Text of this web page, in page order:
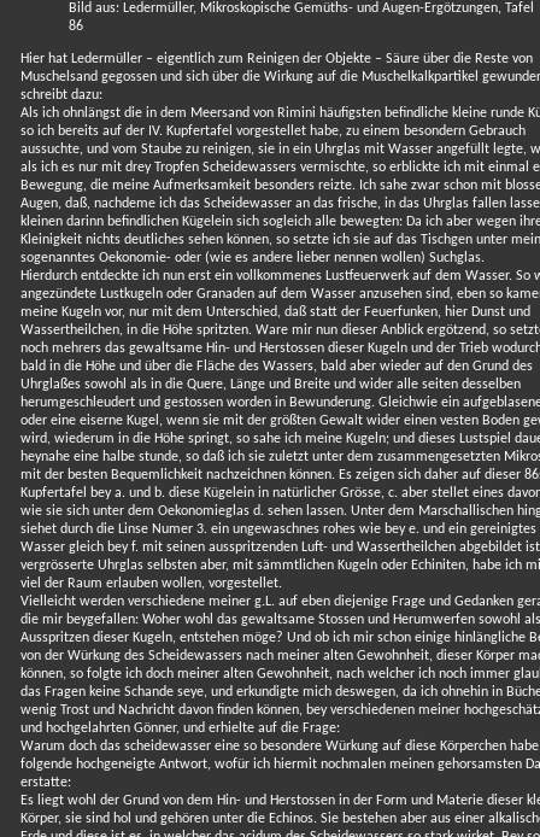
Bild aus: Ledermüller, Mikroskopische Gemüths- und Augen-Ergötzungen, Tafel
86
Hier hat Ledermüller – eigentlich zum Reinigen der Objekte – Säure über die Reste von
Muschelsand gegossen und sich über die Wirkung auf die Muschelkalkpartikel
schreibt dazu:
Als ich ohnlängst die in dem Meersand von Rimini häufigsten befindliche kleine runde
so ich bereits auf der IV. Kupfertafel vorgestellet habe, zu einem besondern Gebrauch
aussuchte, und vom Staube zu reinigen, sie in ein Uhrglas mit Wasser angefüllt legte,
als ich es nur mit drey Tropfen Scheidewassers vermischte, so erblickte ich mit einmal
Bewegung, die meine Aufmerksamkeit besonders reizte. Ich sahe zwar schon mit
Augen, daß, nachdeme ich das Scheidewasser an das frische, in das Uhrglas fallen
kleinen darinn befindlichen Kügelein sich sogleich alle bewegten: Da ich aber wegen
Kleinigkeit nichts deutliches sehen können, so setzte ich sie auf das Tischgen unter mein
sogenanntes Oekonomie- oder (wie es andere lieber nennen wollen) Suchglas.
Hierdurch entdeckte ich nun erst ein vollkommenes Lustfeuerwerk auf dem Wasser. So
angezündete Lustkugeln oder Granaden auf dem Wasser anzusehen sind, eben so
meine Kugeln vor, nur mit dem Unterschied, daß statt der Feuerfunken, hier Dunst und
Wassertheilchen, in die Höhe spritzten. Ware mir nun dieser Anblick ergötzend, so
noch mehrers das gewaltsame Hin- und Herstossen dieser Kugeln und der Trieb
bald in die Höhe und über die Fläche des Wassers, bald aber wieder auf den Grund des
Uhrglaßes sowohl als in die Quere, Länge und Breite und wider alle seiten desselben
herumgeschleudert und gestossen worden in Bewunderung. Gleichwie ein
oder eine eiserne Kugel, wenn sie mit der größten Gewalt wider einen vesten Boden
wird, wiederum in die Höhe springt, so sahe ich meine Kugeln; und dieses Lustspiel
heynahe eine halbe stunde, so daß ich sie zuletzt unter dem zusammengesetzten
mit der besten Bequemlichkeit nachzeichnen können. Es zeigen sich daher auf dieser
Kupfertafel bey a. und b. diese Kügelein in natürlicher Grösse, c. aber stellet eines
wie sie sich unter dem Oekonomieglas d. sehen lassen. Unter dem Marschallischen
siehet durch die Linse Numer 3. ein ungewaschnes rohes wie bey e. und ein gereinigtes
Wasser gleich bey f. mit seinen ausspritzenden Luft- und Wassertheilchen abgebildet
vergrösserte Uhrglas selbsten aber, mit sämmtlichen Kugeln oder Echiniten, habe ich
viel der Raum erlauben wollen, vorgestellet.
Vielleicht werden verschiedene meiner g.L. auf eben diejenige Frage und Gedanken
die mir beygefallen: Woher wohl das gewaltsame Stossen und Herumwerfen sowohl
Ausspritzen dieser Kugeln, entstehen möge? Und ob ich mir schon einige hinlängliche
von der Würkung des Scheidewassers nach meiner alten Gewohnheit, dieser Körper
können, so folgte ich doch meiner alten Gewohnheit, nach welcher ich noch immer
das Fragen keine Schande seye, und erkundigte mich deswegen, da ich ohnehin in
wenig Trost und Nachricht davon finden können, bey verschiedenen meiner
und hochgelahrten Gönner, und erhielte auf die Frage:
Warum doch das scheidewasser eine so besondere Würkung auf diese Körperchen
folgende hochgeneigte Antwort, wofür ich hiermit nochmalen meinen gehorsamsten
erstatte:
Es liegt wohl der Grund von dem Hin- und Herstossen in der Form und Materie dieser
Körper, sie sind hol und gehören unter die Echinos. Sie bestehen aber aus einer